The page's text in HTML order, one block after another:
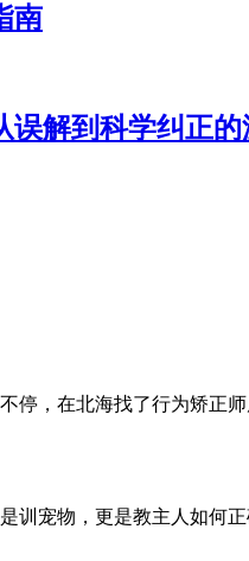
南
误解到科学纠正
停，在北海找了行为矫正
训宠物，更是教主人如何